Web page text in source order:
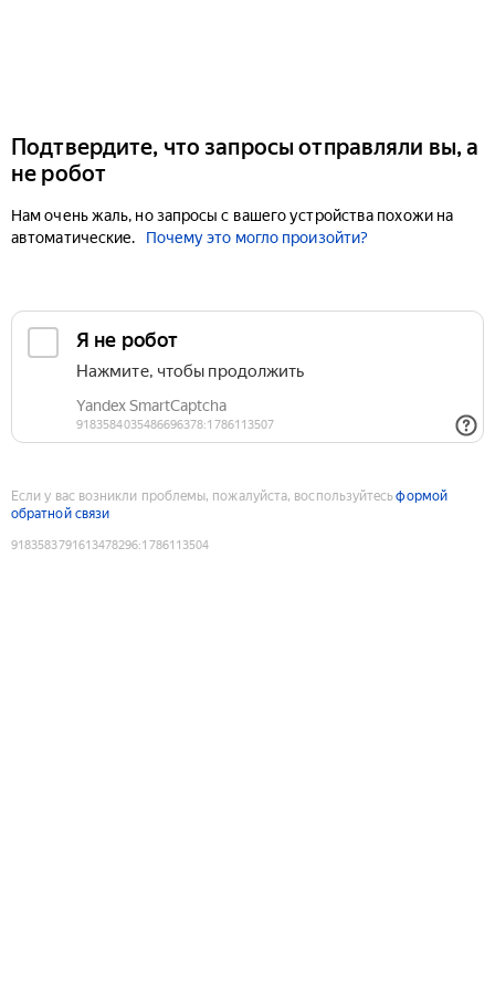
Подтвердите, что запросы отправляли вы, а
не робот
Нам очень жаль, но запросы с вашего устройства похожи на
автоматические.
Почему это могло произойти?
Если у вас возникли проблемы, пожалуйста, воспользуйтесьформой
обратной связи
9183583791613478296:1786113504